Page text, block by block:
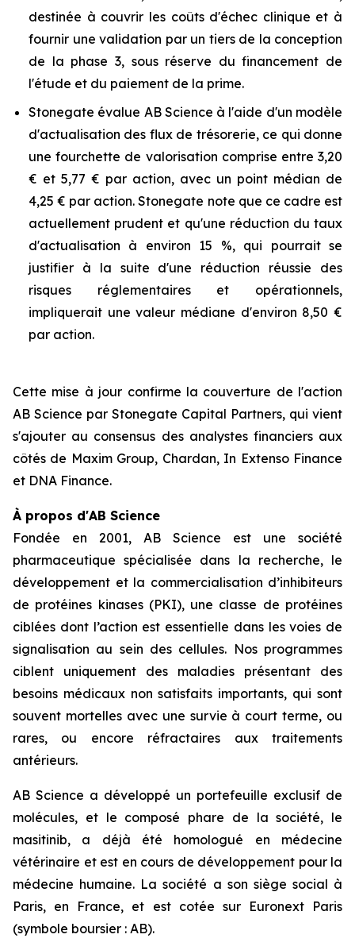
destinée à couvrir les coûts d'échec clinique et à
fournir une validation par un tiers de la conception
de la phase 3, sous réserve du financement de
l'étude et du paiement de la prime.
Stonegate évalue AB Science à l'aide d'un modèle
d'actualisation des flux de trésorerie, ce qui donne
une fourchette de valorisation comprise entre 3,20
€ et 5,77 € par action, avec un point médian de
4,25 € par action. Stonegate note que ce cadre est
actuellement prudent et qu'une réduction du taux
d'actualisation à environ 15 %, qui pourrait se
justifier à la suite d'une réduction réussie des
risques réglementaires et opérationnels,
impliquerait une valeur médiane d'environ 8,50 €
par action.
Cette mise à jour confirme la couverture de l'action
AB Science par Stonegate Capital Partners, qui vient
s'ajouter au consensus des analystes financiers aux
côtés de Maxim Group, Chardan, In Extenso Finance
et DNA Finance.
À propos d'AB Science
Fondée en 2001, AB Science est une société
pharmaceutique spécialisée dans la recherche, le
développement et la commercialisation d’inhibiteurs
de protéines kinases (PKI), une classe de protéines
ciblées dont l’action est essentielle dans les voies de
signalisation au sein des cellules. Nos programmes
ciblent uniquement des maladies présentant des
besoins médicaux non satisfaits importants, qui sont
souvent mortelles avec une survie à court terme, ou
rares, ou encore réfractaires aux traitements
antérieurs.
AB Science a développé un portefeuille exclusif de
molécules, et le composé phare de la société, le
masitinib, a déjà été homologué en médecine
vétérinaire et est en cours de développement pour la
médecine humaine. La société a son siège social à
Paris, en France, et est cotée sur Euronext Paris
(symbole boursier : AB).